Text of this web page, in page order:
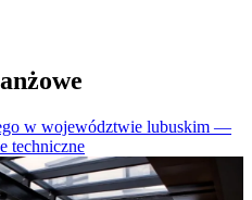
w województwie lubuskim —
techniczne